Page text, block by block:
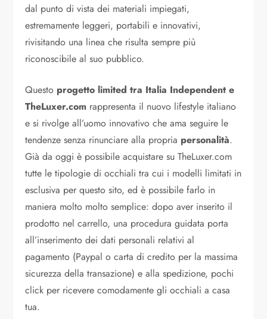
dal punto di vista dei materiali impiegati,
estremamente leggeri, portabili e innovativi,
rivisitando una linea che risulta sempre più
riconoscibile al suo pubblico.
Questo progetto limited tra Italia Independent e
TheLuxer.com rappresenta il nuovo lifestyle italiano
e si rivolge all’uomo innovativo che ama seguire le
tendenze senza rinunciare alla propria personalità.
Già da oggi è possibile acquistare su TheLuxer.com
tutte le tipologie di occhiali tra cui i modelli limitati in
esclusiva per questo sito, ed è possibile farlo in
maniera molto molto semplice: dopo aver inserito il
prodotto nel carrello, una procedura guidata porta
all’inserimento dei dati personali relativi al
pagamento (Paypal o carta di credito per la massima
sicurezza della transazione) e alla spedizione, pochi
click per ricevere comodamente gli occhiali a casa
tua.